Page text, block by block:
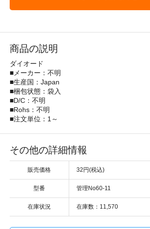
商品の説明
ダイオード
■メーカー：不明
■生産国：Japan
■梱包状態：袋入
■D/C：不明
■Rohs：不明
■注文単位：1～
その他の詳細情報
販売価格 32円(税込)
型番 管理No60-11
在庫状況 在庫数：11,570